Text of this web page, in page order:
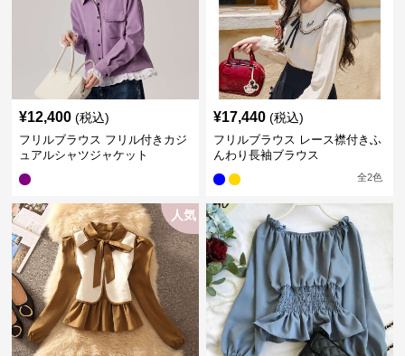
¥12,400 (税込)
フリルブラウス フリル付きカジ
ュアルシャツジャケット
¥17,440 (税込)
フリルブラウス レース襟付きふ
んわり長袖ブラウス
全2色
人気